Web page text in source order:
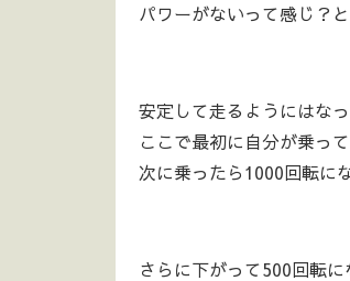
パワーがないって感じ？
安定して走るようにはな
ここで最初に自分が乗っ
次に乗ったら1000回転に
さらに下がって500回転